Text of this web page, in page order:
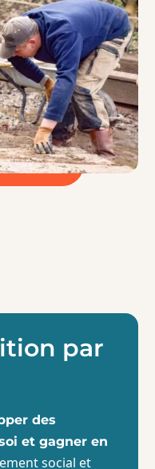
par
des
et gagner en
social et